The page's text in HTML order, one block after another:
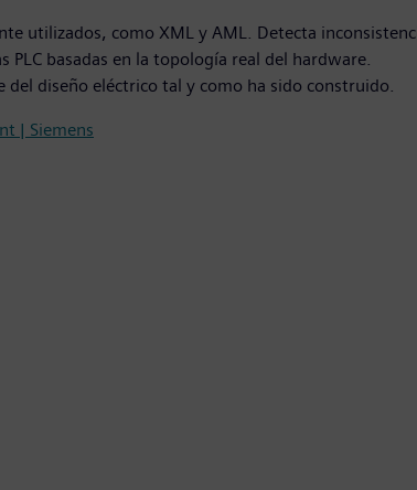
utilizados, como XML y AML. Detecta
basadas en la topología real del hardware.
diseño eléctrico tal y como ha sido construido.
| Siemens